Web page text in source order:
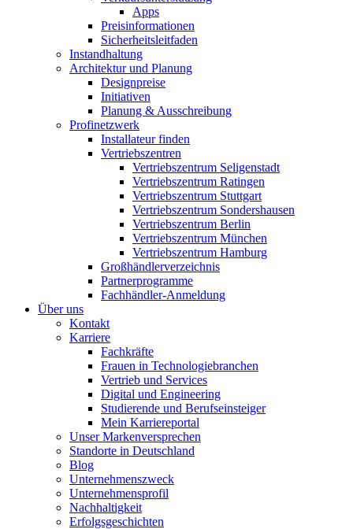
Apps
Preisinformationen
Sicherheitsleitfaden
Instandhaltung
Architektur und Planung
Designpreise
Initiativen
Planung & Ausschreibung
Profinetzwerk
Installateur finden
Vertriebszentren
Vertriebszentrum Seligenstadt
Vertriebszentrum Ratingen
Vertriebszentrum Stuttgart
Vertriebszentrum Sondershausen
Vertriebszentrum Berlin
Vertriebszentrum München
Vertriebszentrum Hamburg
Großhändlerverzeichnis
Partnerprogramme
Fachhändler-Anmeldung
Über uns
Kontakt
Karriere
Fachkräfte
Frauen in Technologiebranchen
Vertrieb und Services
Digital und Engineering
Studierende und Berufseinsteiger
Mein Karriereportal
Unser Markenversprechen
Standorte in Deutschland
Blog
Unternehmenszweck
Unternehmensprofil
Nachhaltigkeit
Erfolgsgeschichten